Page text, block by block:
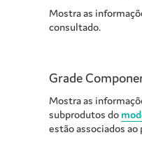
Mostra as
consultado.
Grade
Mostra as
subprodutos do
estão associados ao